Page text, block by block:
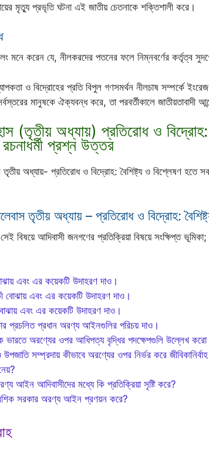
মৃত্যু প্রভৃতি ঘটনা এই জাতীয় চেতনাকে শক্তিশালী করে।
মনে করেন যে, নীলকরদের পতনের ফলে নিম্নবর্ণের কর্তৃত্ব
ও বিদ্রোহের প্রতি বিপুল গণসমর্থন নীলচাষ সম্পর্কে
মানুষকে ঐক্যবন্ধ করে, তা পরবর্তীকালে
(তৃতীয় অধ্যায়) প্রতিরোধ ও বিদ্রোহ:
প্রশ্ন উত্তর
তৃতীয় অধ্যায়- প্রতিরোধ ও বিদ্রোহ: বৈশিষ্ট্য ও বিশ্লেষণ হতে
তৃতীয় অধ্যায় – প্রতিরোধ ও বিদ্রোহ:
বিষয়ে আদিবাসী জনগণের প্রতিক্রিয়া বিষয়ে সংক্ষিপ্ত
এবং এর কয়েকটি উদাহরণ দাও।
এবং এর কয়েকটি উদাহরণ দাও।
এবং এর কয়েকটি উদাহরণ দাও।
প্রচলিত প্রধান অরণ্য আইনগুলির পরিচয় দাও।
ভারতে অরণ্যের ওপর আধিপত্য বৃদ্ধির পদক্ষেপগুলি উল্লেখ
সম্প্রদায় কীভাবে অরণ্যের ওপর নির্ভর করে
আইন আদিবাসীদের মধ্যে কি প্রতিক্রিয়া সৃষ্টি করে?
সরকার অরণ্য আইন প্রণয়ন করে?